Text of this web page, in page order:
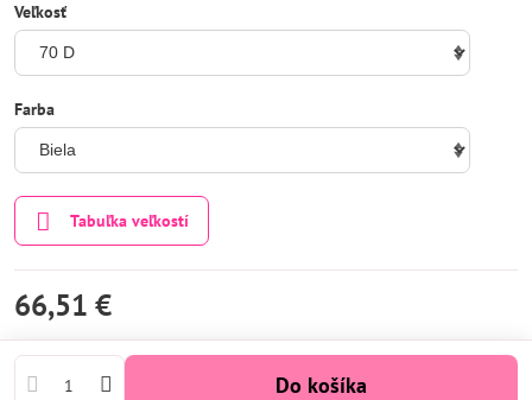
Veľkosť
Farba
Tabuľka veľkostí
66,51 €
Do košíka